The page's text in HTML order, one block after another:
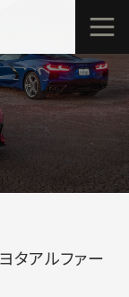
タアルファー